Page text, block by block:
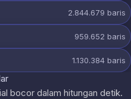
2.844.679 baris
959.652 baris
1.130.384 baris
bocor dalam hitungan detik.